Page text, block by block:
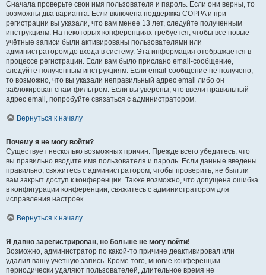
Сначала проверьте свои имя пользователя и пароль. Если они верны, то
возможны два варианта. Если включена поддержка COPPA и при
регистрации вы указали, что вам менее 13 лет, следуйте полученным
инструкциям. На некоторых конференциях требуется, чтобы все новые
учётные записи были активированы пользователями или
администратором до входа в систему. Эта информация отображается в
процессе регистрации. Если вам было прислано email-сообщение,
следуйте полученным инструкциям. Если email-сообщение не получено,
то возможно, что вы указали неправильный адрес email либо он
заблокирован спам-фильтром. Если вы уверены, что ввели правильный
адрес email, попробуйте связаться с администратором.
Вернуться к началу
Почему я не могу войти?
Существует несколько возможных причин. Прежде всего убедитесь, что
вы правильно вводите имя пользователя и пароль. Если данные введены
правильно, свяжитесь с администратором, чтобы проверить, не был ли
вам закрыт доступ к конференции. Также возможно, что допущена ошибка
в конфигурации конференции, свяжитесь с администратором для
исправления настроек.
Вернуться к началу
Я давно зарегистрирован, но больше не могу войти!
Возможно, администратор по какой-то причине деактивировал или
удалил вашу учётную запись. Кроме того, многие конференции
периодически удаляют пользователей, длительное время не